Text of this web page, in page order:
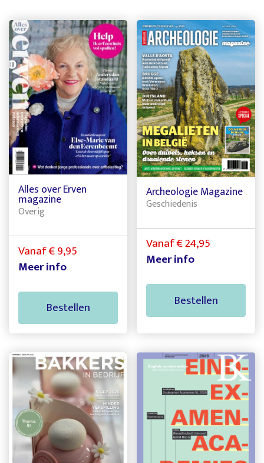
Alles over Erven
magazine
Overig
Vanaf € 9,95
Meer info
Bestellen
Archeologie Magazine
Geschiedenis
Vanaf € 24,95
Meer info
Bestellen